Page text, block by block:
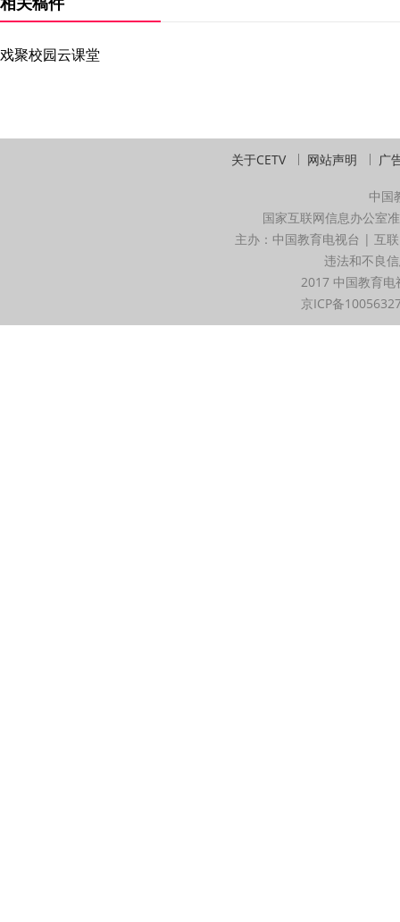
戏聚校园云课堂
关于CETV 网站声明 广
中国
国家互联网信息办公室
主办：中国教育电视台 | 互
违法和不良
2017 中国教育
京ICP备